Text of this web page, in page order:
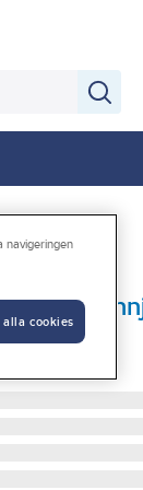
150,
01 PLANNJA
navigeringen
alla cookies